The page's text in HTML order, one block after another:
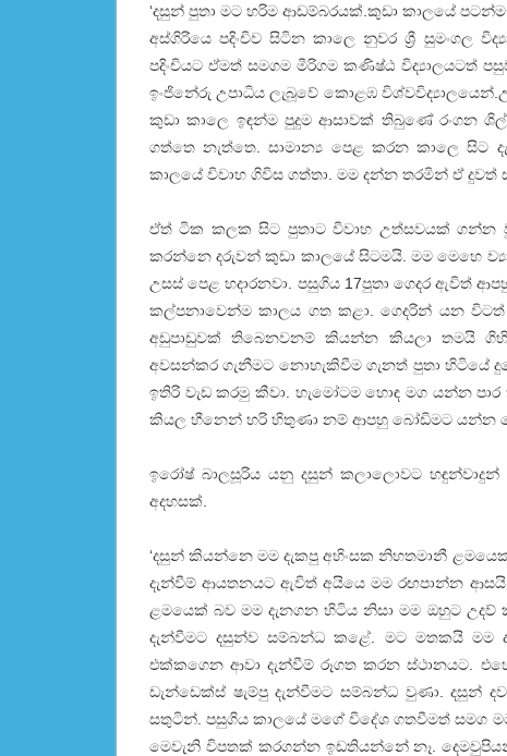
‘දසුන් පුතා මට හරිම ආඩම්බරයක්.කුඩා කාලයේ
අස්ගිරියෙ පදිංචිව සිටින කාලෙ නුවර ශ්‍රී සුමංගල
පදිංචියට ඒමත් සමගම මීරිගම කණිෂ්ඨ විද්‍යාලයටත්
ඉංජිනේරු උපාධිය ලැබූවේ කොළඹ
කුඩා කාලෙ ඉඳන්ම පුදුම ආසාවක් තිබුණේ රංගන
ගත්තෙ නැත්තෙ. සාමාන්‍ය පෙළ කරන කාලෙ සිට
කාලයේ විවාහ ගිවිස ගත්තා. මම දන්න තරමින් ඒ දුවත්
ඒත් ටික කලක සිට පුතාට විවාහ උත්සවයක් ගන්න
කරන්නෙ දරුවන් කුඩා කාලයේ සිටමයි. මම මෙහෙ
උසස් පෙළ හදාරනවා. පසුගිය 17පුතා ගෙදර ඇවිත්
කල්පනාවෙන්ම කාලය ගත කළා. ගෙදරින් යන
අඩුපාඩුවක් තිබෙනවනම් කියන්න කියලා තමයි
අවසන්කර ගැනීමට නොහැකිවීම ගැනත් පුතා හිටියේ
ඉතිරි වැඩ කරමු කීවා. හැමෝටම හොඳ මග යන්න
කියල හීනෙන් හරි හිතුණා නම් ආපහු බෝඩිමට යන්න
ඉරෝෂ් බාලසූරිය යනු දසුන් කලාලොවට
අදහසක්.
‘දසුන් කියන්නෙ මම දැකපු අහිංසක නිහතමානී
දැන්වීම් ආයතනයට ඇවිත් අයියෙ මම රඟපාන්න
ළමයෙක් බව මම දැනගන හිටිය නිසා මම ඔහුට
දැන්වීමට දසුන්ව සම්බන්ධ කළේ. මට මතකයි මම
එක්කගෙන ආවා දැන්වීම් රූගත කරන ස්ථානයට.
ඩැන්ඩෙක්ස් ෂැම්පු දැන්වීමට සම්බන්ධ වුණා. දසුන්
සතුටින්. පසුගිය කාලයේ මගේ විදේශ ගතවීමත් සමග
මෙවැනි විපතක් කරගන්න ඉඩතියන්නේ නෑ.